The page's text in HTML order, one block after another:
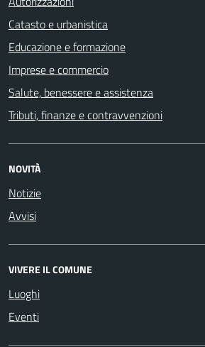
Catasto e urbanistica
Educazione e formazione
Imprese e commercio
Salute, benessere e assistenza
Tributi, finanze e contravvenzioni
NOVITÀ
Notizie
Avvisi
VIVERE IL COMUNE
Luoghi
Eventi